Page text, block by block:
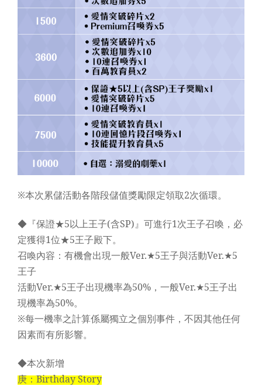
※本次累儲活動各階段儲值獎勵限定領取2次循環。
◆『保證★5以上王子(含SP)』可進行1次王子召喚，必
定獲得1位★5王子殿下。
召喚內容：有機會出現一般Ver.★5王子與活動Ver.★5
王子
活動Ver.★5王子出現機率為50%，一般Ver.★5王子出
現機率為50%。
※每一機率之計算係屬獨立之個別事件，不因其他任何
因素而有所影響。
◆本次新增
庚：Birthday Story